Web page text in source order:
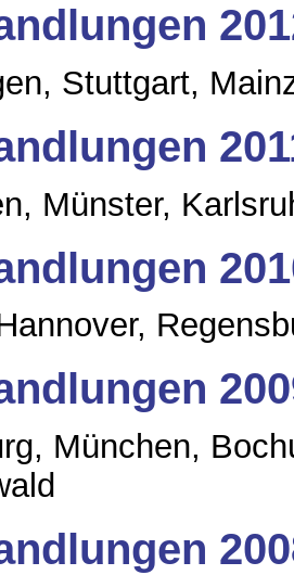
Stuttgart,
Münster,
München,